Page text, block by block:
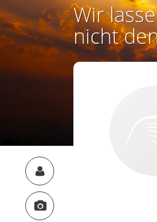
Wir
nicht